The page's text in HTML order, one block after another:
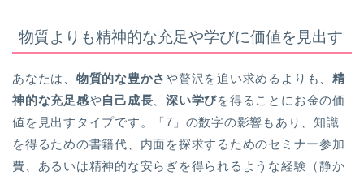
物質よりも精神的な充足や学びに価値を見出す
あなたは、 物質的な豊かさや贅沢を追い求めるよりも、精
神的な充足感や自己成長 、深い学びを得ることにお金の価
値を見出すタイプです。「7」の数字の影響もあり、知識
を得るための書籍代、内面を探求するためのセミナー参加
費、あるいは精神的な安らぎを得られるような経験（静か